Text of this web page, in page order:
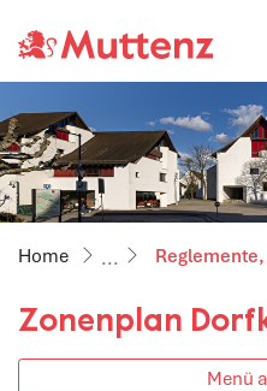
Direkt zur
Direkt zum
Zonenplan
Menü